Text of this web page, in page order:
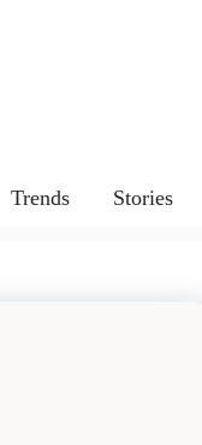
Trends Stories